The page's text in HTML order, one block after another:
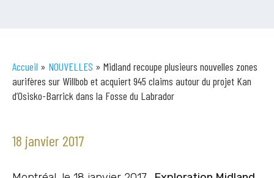
Accueil » NOUVELLES » Midland recoupe plusieurs nouvelles zones
aurifères sur Willbob et acquiert 945 claims autour du projet Kan
d’Osisko-Barrick dans la Fosse du Labrador
18 janvier 2017